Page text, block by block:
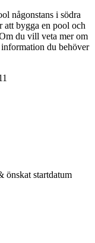
någonstans i södra
att bygga en pool och
du vill veta mer om
du behöver
önskat startdatum